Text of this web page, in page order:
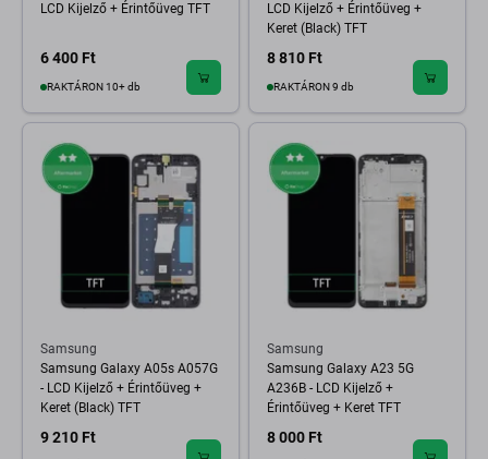
LCD Kijelző + Érintőüveg TFT
6 400 Ft
RAKTÁRON 10+ db
LCD Kijelző + Érintőüveg +
Keret (Black) TFT
8 810 Ft
RAKTÁRON 9 db
Samsung
Samsung Galaxy A05s A057G
- LCD Kijelző + Érintőüveg +
Keret (Black) TFT
9 210 Ft
Samsung
Samsung Galaxy A23 5G
A236B - LCD Kijelző +
Érintőüveg + Keret TFT
8 000 Ft